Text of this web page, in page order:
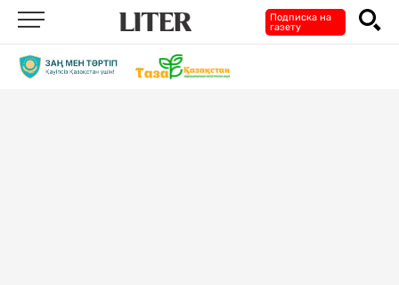
Подписка на
газету